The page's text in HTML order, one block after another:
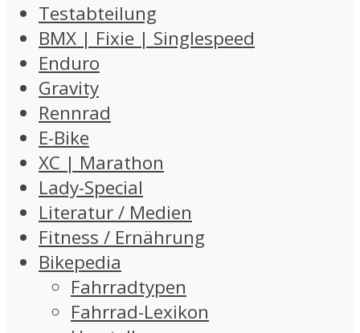
Testabteilung
BMX | Fixie | Singlespeed
Enduro
Gravity
Rennrad
E-Bike
XC | Marathon
Lady-Special
Literatur / Medien
Fitness / Ernährung
Bikepedia
Fahrradtypen
Fahrrad-Lexikon